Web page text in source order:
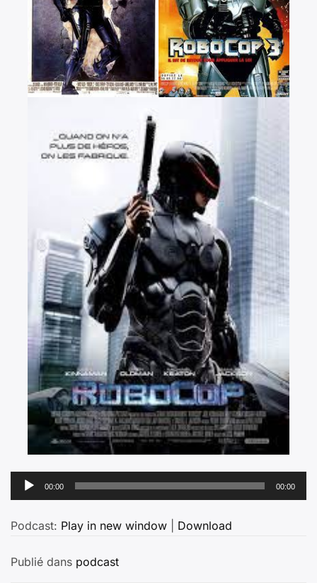
Lecteur
audio
00:00 00:00
Podcast: Play in new window Download
Publié dans podcast